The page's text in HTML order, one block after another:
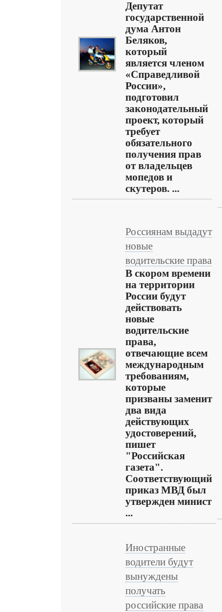
Депутат
государственной
дума Антон
Беляков,
который
является членом
«Справедливой
России»,
подготовил
законодательный
проект, который
требует
обязательного
получения прав
от владельцев
мопедов и
скутеров. ...
Россиянам выдадут
новые
водительские права
В скором времени
на территории
России будут
действовать
новые
водительские
права,
отвечающие всем
международным
требованиям,
которые
призваны заменит
два вида
действующих
удостоверений,
пишет
"Российская
газета".
Соответствующий
приказ МВД был
утвержден минист
...
Иностранные
водители будут
вынуждены
получать
российские права